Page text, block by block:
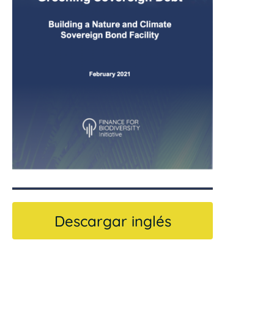
Descargar inglés